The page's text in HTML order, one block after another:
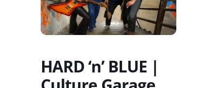
HARD ‘n’ BLUE |